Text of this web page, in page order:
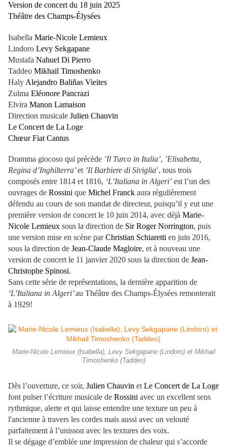
Version de concert du 18 juin 2025
Théâtre des Champs-Élysées
Isabella Marie-Nicole Lemieux
Lindoro Levy Sekgapane
Mustafa Nahuel Di Pierro
Taddeo Mikhail Timoshenko
Haly Alejandro Baliñas Vieites
Zulma Eléonore Pancrazi
Elvira Manon Lamaison
Direction musicale Julien Chauvin
Le Concert de La Loge
Chœur Fiat Cantus
Dramma giocoso qui précède ’Il Turco in Italia’, ’Elisabetta,
Regina d’Inghilterra’et ’Il Barbiere di Siviglia’, tous trois
composés entre 1814 et 1816, ‘L’Italiana in Algeri’ est l’un des
ouvrages de Rossini que Michel Franck aura régulièrement
défendu au cours de son mandat de directeur, puisqu’il y eut une
première version de concert le 10 juin 2014, avec déjà Marie-
Nicole Lemieux sous la direction de Sir Roger Norrington, puis
une version mise en scène parChristian Schiaretti en juin 2016,
sous la direction de Jean-Claude Magloire, et à nouveau une
version de concert le 11 janvier 2020 sous la direction de Jean-
Christophe Spinosi.
Sans cette série de représentations, la dernière apparition de
‘L’Italiana in Algeri’au Théâtre des Champs-Élysées remonterait
à 1929!
Marie-Nicole Lemieux (Isabella), Levy Sekgapane (Lindoro) et Mikhail
Timoshenko (Taddeo)
Dès l’ouverture, ce soir, Julien Chauvin et Le Concert de La Loge
font pulser l’écriture musicale de Rossini avec un excellent sens
rythmique, alerte et qui laisse entendre une texture un peu à
l'ancienne à travers les cordes mais aussi avec un velouté
parfaitement à l’unisson avec les textures des voix.
Il se dégage d’emblée une impression de chaleur qui s’accorde